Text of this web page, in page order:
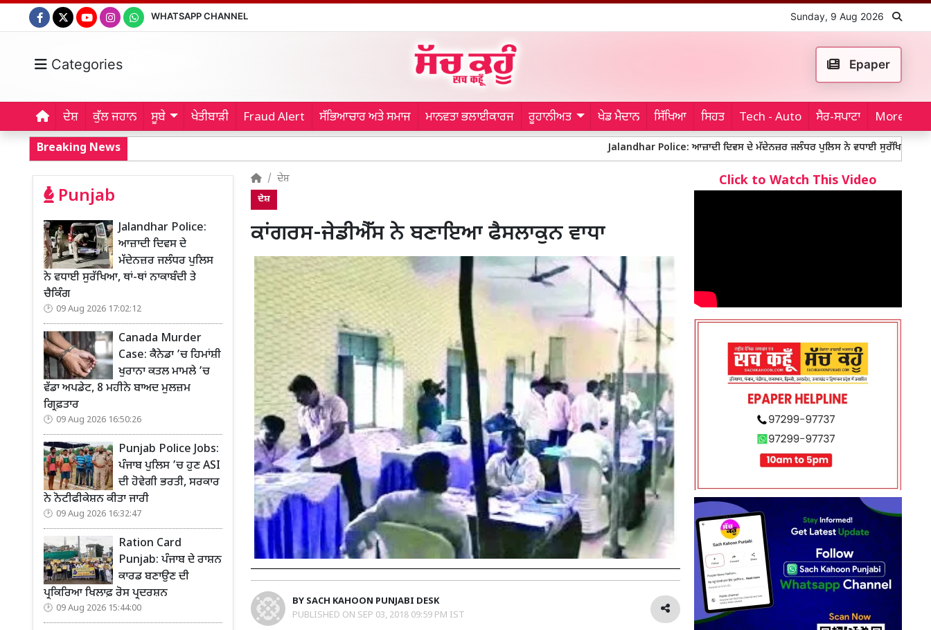
WHATSAPP CHANNEL Sunday, 9 Aug 2026
Categories Epaper
ਦੇਸ਼ ਕੁੱਲ ਜਹਾਨ ਸੂਬੇ ਖੇਤੀਬਾੜੀ Fraud Alert ਸੱਭਿਆਚਾਰ ਅਤੇ ਸਮਾਜ ਮਾਨਵਤਾ ਭਲਾਈਕਾਰਜ ਰੂਹਾਨੀਅਤ ਖੇਡ ਮੈਦਾਨ ਸਿੱਖਿਆ ਸਿਹਤ Tech - Auto ਸੈਰ-ਸਪਾਟਾ More...
Breaking News Jalandhar Police: ਆਜ਼ਾਦੀ ਦਿਵਸ ਦੇ ਮੱਦੇਨਜ਼ਰ ਜਲੰਧਰ ਪੁਲਿਸ ਨੇ ਵਧਾਈ ਸੁਰੱਖਿਆ, ਥਾਂ-ਥਾਂ ਨਾਕਾਬੰਦੀ
Punjab
Jalandhar Police:
ਆਜ਼ਾਦੀ ਦਿਵਸ ਦੇ
ਮੱਦੇਨਜ਼ਰ ਜਲੰਧਰ ਪੁਲਿਸ
ਨੇ ਵਧਾਈ ਸੁਰੱਖਿਆ, ਥਾਂ-ਥਾਂ ਨਾਕਾਬੰਦੀ ਤੇ
ਚੈਕਿੰਗ
09 Aug 2026 17:02:12
Canada Murder
Case: ਕੈਨੇਡਾ ’ਚ ਹਿਮਾਂਸ਼ੀ
ਖੁਰਾਨਾ ਕਤਲ ਮਾਮਲੇ ’ਚ
ਵੱਡਾ ਅਪਡੇਟ, 8 ਮਹੀਨੇ ਬਾਅਦ ਮੁਲਜ਼ਮ
ਗ੍ਰਿਫ਼ਤਾਰ
09 Aug 2026 16:50:26
Punjab Police Jobs:
ਪੰਜਾਬ ਪੁਲਿਸ ’ਚ ਹੁਣ ASI
ਦੀ ਹੋਵੇਗੀ ਭਰਤੀ, ਸਰਕਾਰ
ਨੇ ਨੋਟੀਫੀਕੇਸ਼ਨ ਕੀਤਾ ਜਾਰੀ
09 Aug 2026 16:32:47
Ration Card
Punjab: ਪੰਜਾਬ ਦੇ ਰਾਸ਼ਨ
ਕਾਰਡ ਬਣਾਉਣ ਦੀ
ਪ੍ਰਕਿਰਿਆ ਖਿਲਾਫ਼ ਰੋਸ ਪ੍ਰਦਰਸ਼ਨ
09 Aug 2026 15:44:00
ਦੇਸ਼
ਦੇਸ਼
ਕਾਂਗਰਸ-ਜੇਡੀਐੱਸ ਨੇ ਬਣਾਇਆ ਫੈਸਲਾਕੁਨ ਵਾਧਾ
BY SACH KAHOON PUNJABI DESK
PUBLISHED ON SEP 03, 2018 09:59 PM IST
Click to Watch This Video